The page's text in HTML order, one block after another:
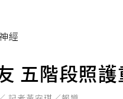
經
五階段照